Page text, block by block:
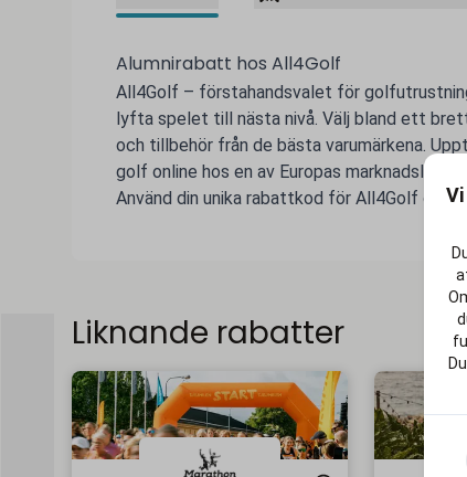
Alumnirabatt hos All4Golf
All4Golf – förstahandsvalet för
lyfta spelet till nästa nivå. Välj bland ett
och tillbehör från de bästa varumärkena.
golf online hos en av Europas marknadsledare!
Använd din unika rabattkod för All4Golf och
Liknande rabatter